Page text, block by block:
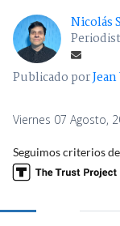
Nicolás
Publicado por
Viernes 07 Agosto,
Seguimos criterios de